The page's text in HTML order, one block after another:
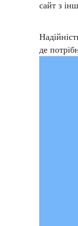
сайт з
де